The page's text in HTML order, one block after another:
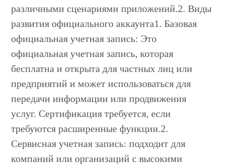
различными сценариями приложений.2. Виды
развития официального аккаунта1. Базовая
официальная учетная запись: Это
официальная учетная запись, которая
бесплатна и открыта для частных лиц или
предприятий и может использоваться для
передачи информации или продвижения
услуг. Сертификация требуется, если
требуются расширенные функции.2.
Сервисная учетная запись: подходит для
компаний или организаций с высокими